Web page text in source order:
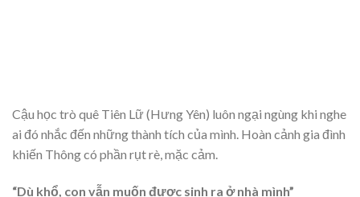
Cậu học trò quê Tiên Lữ (Hưng Yên) luôn ngại ngùng khi nghe
ai đó nhắc đến những thành tích của mình. Hoàn cảnh gia đình
khiến Thông có phần rụt rè, mặc cảm.
“Dù khổ, con vẫn muốn được sinh ra ở nhà mình”